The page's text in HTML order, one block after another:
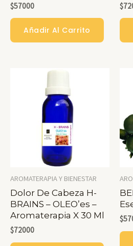
$57000
Añadir Al Carrito
$
AROMATERAPIA Y BIENESTAR
Dolor De Cabeza H-
BRAINS – OLEO’es –
Aromaterapia X 30 Ml
$72000
$